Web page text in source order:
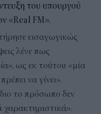
του υπουργού
«Real FM».
εισαγωγικώς
λένε πως
ως εκ τούτου «μία
να γίνει».
το πρόσωπο δεν
χαρακτηριστικά».